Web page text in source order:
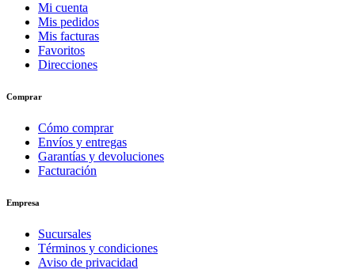
Mi cuenta
Mis pedidos
Mis facturas
Favoritos
Direcciones
Comprar
Cómo comprar
Envíos y entregas
Garantías y devoluciones
Facturación
Empresa
Sucursales
Términos y condiciones
Aviso de privacidad